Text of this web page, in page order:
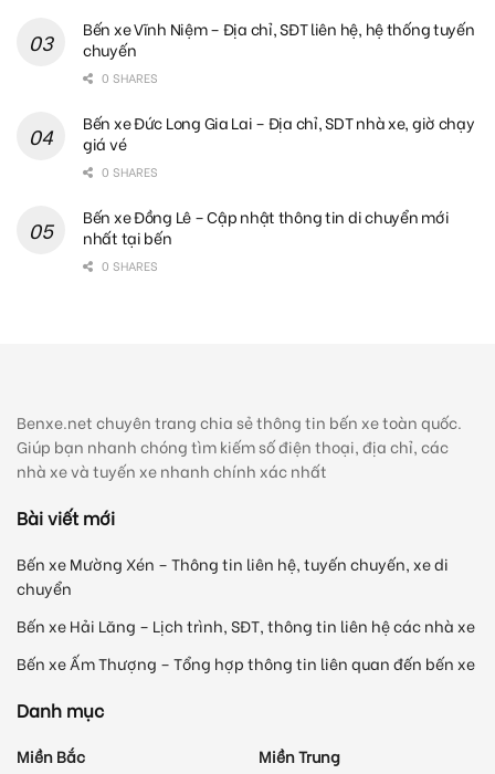
Bến xe Vĩnh Niệm – Địa chỉ, SĐT liên hệ, hệ thống tuyến
chuyến
0 SHARES
Bến xe Đức Long Gia Lai – Địa chỉ, SDT nhà xe, giờ chạy
giá vé
0 SHARES
Bến xe Đồng Lê – Cập nhật thông tin di chuyển mới
nhất tại bến
0 SHARES
Benxe.net chuyên trang chia sẻ thông tin bến xe toàn quốc.
Giúp bạn nhanh chóng tìm kiếm số điện thoại, địa chỉ, các
nhà xe và tuyến xe nhanh chính xác nhất
Bài viết mới
Bến xe Mường Xén – Thông tin liên hệ, tuyến chuyến, xe di
chuyển
Bến xe Hải Lăng – Lịch trình, SĐT, thông tin liên hệ các nhà xe
Bến xe Ấm Thượng – Tổng hợp thông tin liên quan đến bến xe
Danh mục
Miền Bắc Miền Trung